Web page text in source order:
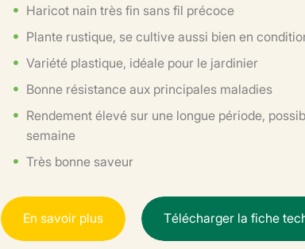
Haricot nain très fin sans fil précoce
Plante rustique, se cultive aussi bien en
Variété plastique, idéale pour le jardinier
Bonne résistance aux principales maladies
Rendement élevé sur une longue période,
semaine
Très bonne saveur
En savoir plus Télécharger la fichetec